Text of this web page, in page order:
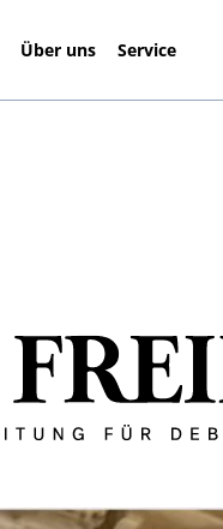
Über uns Service